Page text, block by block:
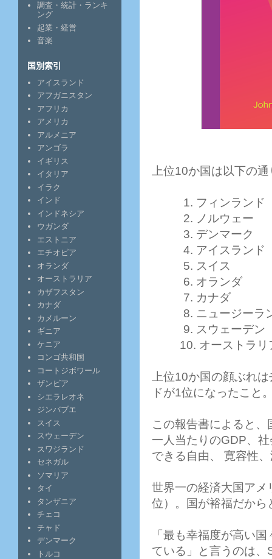
上位10か国は以下の
1. フィンランド
2. ノルウェー
3. デンマーク
4. アイスランド
5. スイス
6. オランダ
7. カナダ
8. ニュージーラ
9. スウェーデン
10. オーストラリ
上位10か国の顔ぶれ
ドが1位になったこと
この報告書によると
一人当たりのGDP、
できる自由、 寛容性
世界一の経済大国ア
位）。国が裕福だから
「最も幸福度が高い
ている」と言うのは
調査・統計・ランキ
ング
起業・経営
音楽
国別索引
アイスランド
アフガニスタン
アフリカ
アメリカ
アルメニア
アンゴラ
イギリス
イタリア
イラク
インド
インドネシア
ウガンダ
エストニア
エチオピア
オランダ
オーストラリア
カザフスタン
カナダ
カメルーン
ギニア
ケニア
コンゴ共和国
コートジボワール
ザンビア
シエラレオネ
ジンバブエ
スイス
スウェーデン
スワジランド
セネガル
ソマリア
タイ
タンザニア
チェコ
チャド
デンマーク
トルコ